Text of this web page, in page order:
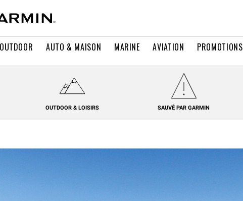
AUTO & MAISON MARINE AVIATION PROMOTIONS
OUTDOOR & LOISIRS SAUVÉ PAR GARMIN